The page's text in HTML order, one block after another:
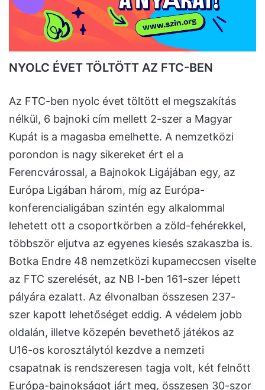
NYOLC ÉVET TÖLTÖTT AZ FTC-BEN
Az FTC-ben nyolc évet töltött el megszakítás
nélkül, 6 bajnoki cím mellett 2-szer a Magyar
Kupát is a magasba emelhette. A nemzetközi
porondon is nagy sikereket ért el a
Ferencvárossal, a Bajnokok Ligájában egy, az
Európa Ligában három, míg az Európa-
konferencialigában szintén egy alkalommal
lehetett ott a csoportkörben a zöld-fehérekkel,
többször eljutva az egyenes kiesés szakaszba is.
Botka Endre 48 nemzetközi kupameccsen viselte
az FTC szerelését, az NB I-ben 161-szer lépett
pályára ezalatt. Az élvonalban összesen 237-
szer kapott lehetőséget eddig. A védelem jobb
oldalán, illetve közepén bevethető játékos az
U16-os korosztálytól kezdve a nemzeti
csapatnak is rendszeresen tagja volt, két felnőtt
Európa-bajnokságot járt meg, összesen 30-szor